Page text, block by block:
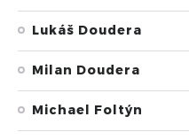
Lukáš Doudera
Milan Doudera
Michael Foltýn